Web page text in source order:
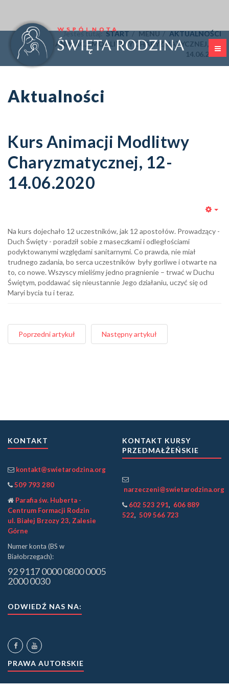
Jesteś tutaj:START MENU
AKTUALNOŚCI
KURS ANIMACJI MODLITWY CHARYZMATYCZNEJ, 12-
14.06.2020
Aktualności
Kurs Animacji Modlitwy
Charyzmatycznej, 12-
14.06.2020
Na kurs dojechało 12 uczestników, jak 12 apostołów. Prowadzący -
Duch Święty - poradził sobie z maseczkami i odległościami
podyktowanymi względami sanitarnymi. Co prawda, nie miał
trudnego zadania, bo serca uczestników były gorliwe i otwarte na
to, co nowe. Wszyscy mieliśmy jedno pragnienie – trwać w Duchu
Świętym, poddawać się nieustannie Jego działaniu, uczyć się od
Maryi bycia tu i teraz.
Poprzedni artykuł Następny artykuł
KONTAKT
kontakt@swietarodzina.org
509 793 280
Parafia św. Huberta -
Centrum Formacji Rodzin
ul. Białej Brzozy 23, Zalesie
Górne
Numer konta (BS w
Białobrzegach):
92 9117 0000 0800 0005
2000 0030
KONTAKT KURSY
PRZEDMAŁŻEŃSKIE
narzeczeni@swietarodzina.org
602 523 291, 606 889
522, 509 566 723
ODWIEDŹ NAS NA:
PRAWA AUTORSKIE